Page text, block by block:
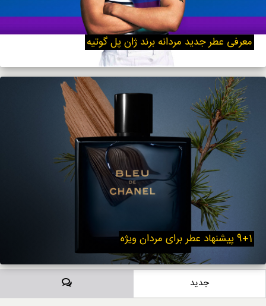
معرفی عطر جدید مردانه برند ژان پل گوتیه
9+1 پیشنهاد عطر برای مردان ویژه
جدید دیدگاه‌ها